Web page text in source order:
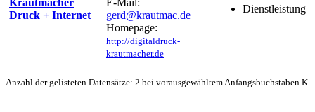
Krautmacher
Druck + Internet
E-Mail:
gerd@krautmac.de
Homepage:
http://digitaldruck-
krautmacher.de
Dienstleistung
Anzahl der gelisteten Datensätze: 2 bei vorausgewähltem Anfangsbuchstaben K